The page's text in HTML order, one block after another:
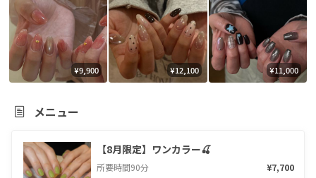
¥9,900 ¥12,100 ¥11,000
メニュー
【8月限定】ワンカラー🍒
所要時間90分
¥7,700